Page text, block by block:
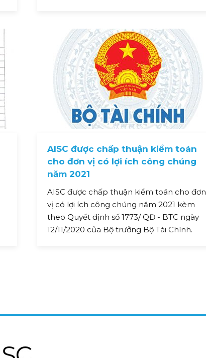
AISC được chấp thuận kiểm toán
cho đơn vị có lợi ích công chúng
năm 2021
AISC được chấp thuận kiểm toán cho đơn
vị có lợi ích công chúng năm 2021 kèm
theo Quyết định số 1773/ QĐ - BTC ngày
12/11/2020 của Bộ trưởng Bộ Tài Chính.